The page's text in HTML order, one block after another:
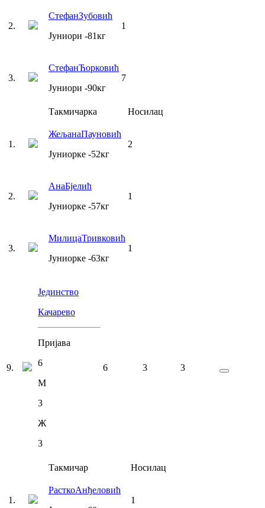
2.
СтефанЗубовић
Јуниори -81кг
1
3.
СтефанЋорковић
Јуниори -90кг
7
Такмичарка Носилац
1 .
ЖељанаПауновић
Јуниорке -52кг
2
2.
АнаБјелић
Јуниорке -57кг
1
3.
МилицаТривковић
Јуниорке -63кг
1
9.
Јединство
Качарево
Пријава
6
М
3
Ж
3
6 3 3
Такмичар Носилац
1 .
РасткоАнђеловић
1